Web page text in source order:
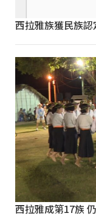
西拉雅族獲民族
西拉雅成第17族